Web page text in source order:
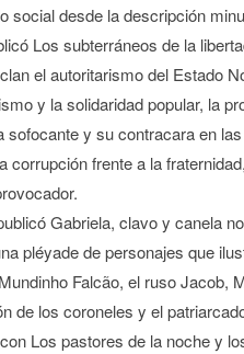
social desde la descripción
Los subterráneos de la
el autoritarismo del Estado
y la solidaridad popular, la
sofocante y su contracara en
corrupción frente a la
Gabriela, clavo y canela
pléyade de personajes que
Falcão, el ruso Jacob,
de los coroneles y el
Los pastores de la noche y